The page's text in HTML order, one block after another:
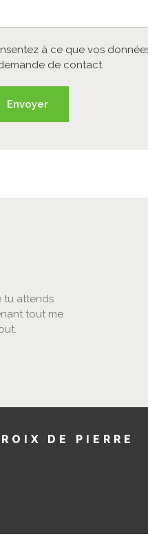
à ce que vos
de contact.
Envoyer
tu attends
tout me
DE PIERRE